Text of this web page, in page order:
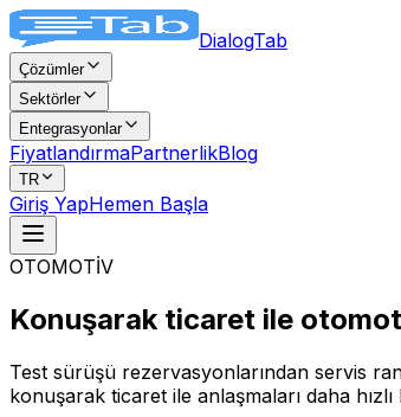
DialogTab
Çözümler
Sektörler
Entegrasyonlar
FiyatlandırmaPartnerlikBlog
TR
Giriş YapHemen Başla
OTOMOTİV
Konuşarak ticaret ile
Test sürüşü rezervasyonlarından servis
konuşarak ticaret ile anlaşmaları daha hızlı